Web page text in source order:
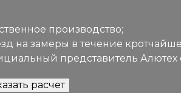
производство;
на замеры в течение
представитель Алютех
расчет